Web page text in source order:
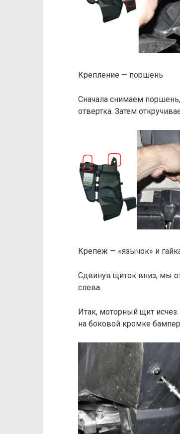
Крепление — поршень
Сначала снимаем
отвертка. Затем
Крепеж — «язычок» и
Сдвинув щиток вниз, мы
слева.
Итак, моторный щит
на боковой кромке